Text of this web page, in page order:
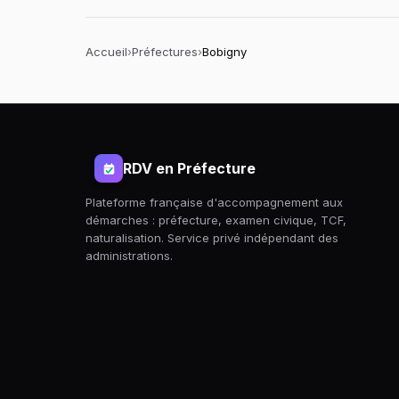
Accueil›Préfectures›Bobigny
RDV en Préfecture
Plateforme française d'accompagnement aux
démarches : préfecture, examen civique, TCF,
naturalisation. Service privé indépendant des
administrations.